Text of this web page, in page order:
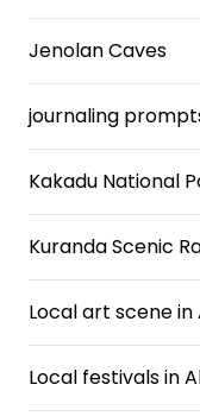
Jenolan Caves
journaling
Kakadu National
Kuranda Scenic
Local art scene in
Local festivals in